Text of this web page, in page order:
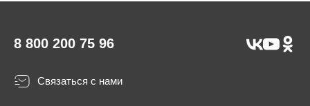
8 800 200 75 96
Связаться с нами